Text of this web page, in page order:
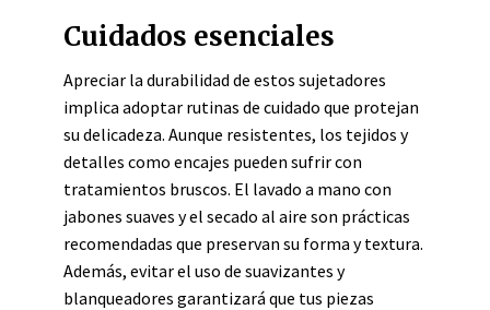
Cuidados esenciales
Apreciar la durabilidad de estos sujetadores
implica adoptar rutinas de cuidado que protejan
su delicadeza. Aunque resistentes, los tejidos y
detalles como encajes pueden sufrir con
tratamientos bruscos. El lavado a mano con
jabones suaves y el secado al aire son prácticas
recomendadas que preservan su forma y textura.
Además, evitar el uso de suavizantes y
blanqueadores garantizará que tus piezas